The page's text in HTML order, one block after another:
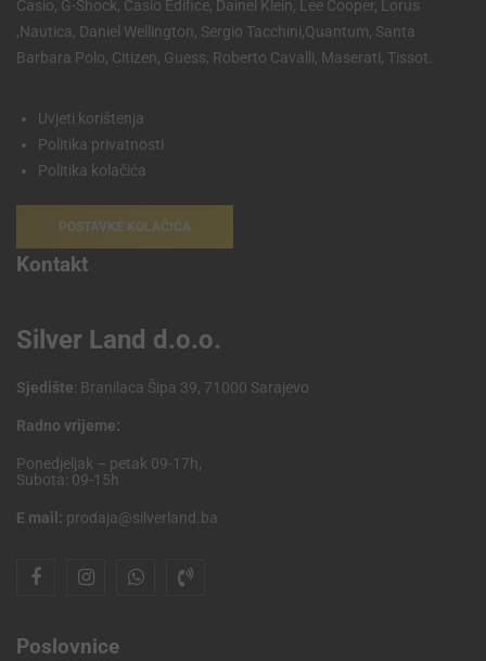
Casio, G-Shock, Casio Edifice, Dainel Klein, Lee Cooper, Lorus
,Nautica, Daniel Wellington, Sergio Tacchini,Quantum, Santa
Barbara Polo, Citizen, Guess, Roberto Cavalli, Maserati, Tissot.
Uvjeti korištenja
Politika privatnosti
Politika kolačića
POSTAVKE KOLAČIĆA
Kontakt
Silver Land d.o.o.
Sjedište: Branilaca Šipa 39, 71000 Sarajevo
Radno vrijeme:
Ponedjeljak – petak 09-17h,
Subota: 09-15h
E mail: prodaja@silverland.ba
Poslovnice